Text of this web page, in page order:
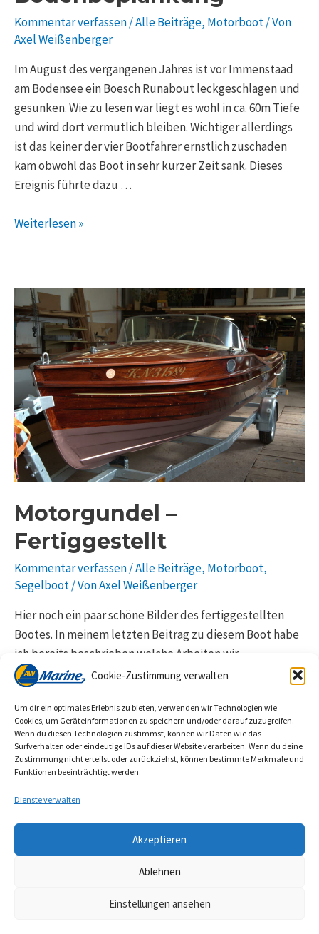
Cookie-Zustimmung verwalten
Um dir ein optimales Erlebnis zu bieten, verwenden wir Technologien wie
Cookies, um Geräteinformationen zu speichern und/oder darauf zuzugreifen.
Wenn du diesen Technologien zustimmst, können wir Daten wie das
Surfverhalten oder eindeutige IDs auf dieser Website verarbeiten. Wenn du deine
Zustimmung nicht erteilst oder zurückziehst, können bestimmte Merkmale und
Funktionen beeinträchtigt werden.
Dienste verwalten
Akzeptieren
Ablehnen
Einstellungen ansehen
Kommentar verfassen/Alle Beiträge, Motorboot/ Von
Axel Weißenberger
Im August des vergangenen Jahres ist vor Immenstaad
am Bodensee ein Boesch Runabout leckgeschlagen und
gesunken. Wie zu lesen war liegt es wohl in ca. 60m Tiefe
und wird dort vermutlich bleiben. Wichtiger allerdings
ist das keiner der vier Bootfahrer ernstlich zuschaden
kam obwohl das Boot in sehr kurzer Zeit sank. Dieses
Ereignis führte dazu …
Weiterlesen »
Motorgundel –
Fertiggestellt
Kommentar verfassen/Alle Beiträge, Motorboot,
Segelboot/ VonAxel Weißenberger
Hier noch ein paar schöne Bilder des fertiggestellten
Bootes. In meinem letzten Beitrag zu diesem Boot habe
ich bereits beschrieben welche Arbeiten wir
durchführten.
←Vorherige Seite
1
Nächste Seite
Copyright © 2026 AW Marine Bootsbau Öhningen | powered by